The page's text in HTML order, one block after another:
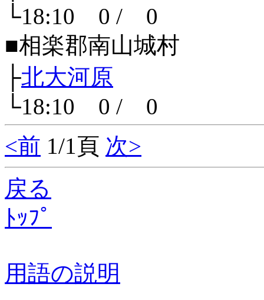
└18:10 0 / 0
■相楽郡南山城村
├北大河原
└18:10 0 / 0
<前 1/1頁 次>
戻る
ﾄｯﾌﾟ
用語の説明